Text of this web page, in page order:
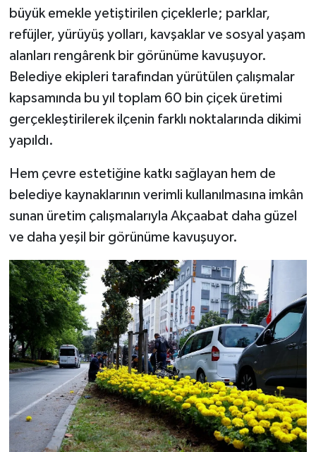
büyük emekle yetiştirilen çiçeklerle; parklar,
refüjler, yürüyüş yolları, kavşaklar ve sosyal yaşam
alanları rengârenk bir görünüme kavuşuyor.
Belediye ekipleri tarafından yürütülen çalışmalar
kapsamında bu yıl toplam 60 bin çiçek üretimi
gerçekleştirilerek ilçenin farklı noktalarında dikimi
yapıldı.
Hem çevre estetiğine katkı sağlayan hem de
belediye kaynaklarının verimli kullanılmasına imkân
sunan üretim çalışmalarıyla Akçaabat daha güzel
ve daha yeşil bir görünüme kavuşuyor.